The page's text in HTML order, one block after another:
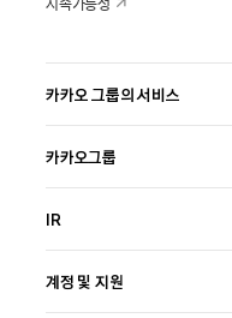
카카오 그룹의 서비스
카카오그룹
IR
계정 및 지원